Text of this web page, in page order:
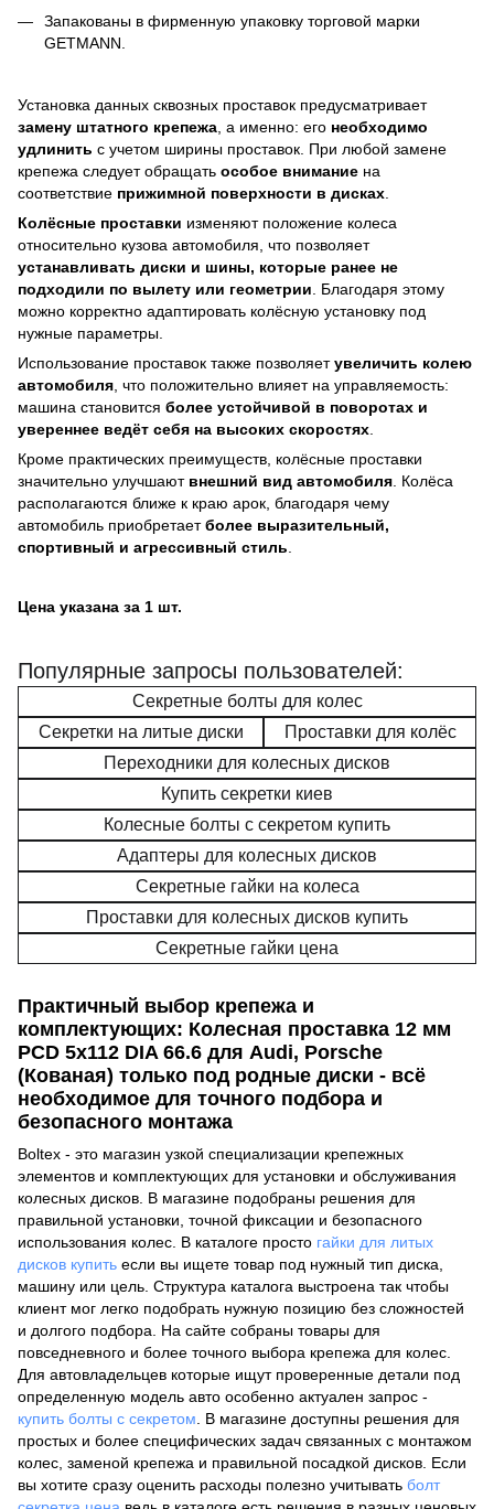
Запакованы в фирменную упаковку торговой марки
GETMANN.
Установка данных сквозных проставок предусматривает
замену штатного крепежа , а именно: его необходимо
удлинить с учетом ширины проставок. При любой замене
крепежа следует обращать особое внимание на
соответствие прижимной поверхности в дисках
Колёсные проставки изменяют положение колеса
относительно кузова автомобиля, что позволяет
устанавливать диски и шины, которые ранее не
подходили по вылету или геометрии . Благодаря этому
можно корректно адаптировать колёсную установку под
нужные параметры.
Использование проставок также позволяетувеличить колею
автомобиля , что положительно влияет на управляемость:
машина становится более устойчивой в поворотах и
увереннее ведёт себя на высоких скоростях
Кроме практических преимуществ, колёсные проставки
значительно улучшают внешний вид автомобиля . Колёса
располагаются ближе к краю арок, благодаря чему
автомобиль приобретаетболее выразительный,
спортивный и агрессивный стиль
Цена указана за 1 шт.
Популярные запросы пользователей:
Секретные болты для колес
Секретки на литые диски
Проставки для колёс
Переходники для колесных дисков
Купить секретки киев
Колесные болты с секретом купить
Адаптеры для колесных дисков
Секретные гайки на колеса
Проставки для колесных дисков купить
Секретные гайки цена
Практичный выбор крепежа и
комплектующих: Колесная проставка 12 мм
PCD 5x112 DIA 66.6 для Audi, Porsche
(Кованая) только под родные диски - всё
необходимое для точного подбора и
безопасного монтажа
Boltex - это магазин узкой специализации крепежных
элементов и комплектующих для установки и обслуживания
колесных дисков. В магазине подобраны решения для
правильной установки, точной фиксации и безопасного
использования колес. В каталоге просто гайки для литых
дисков купить если вы ищете товар под нужный тип диска,
машину или цель. Структура каталога выстроена так чтобы
клиент мог легко подобрать нужную позицию без сложностей
и долгого подбора. На сайте собраны товары для
повседневного и более точного выбора крепежа для колес.
Для автовладельцев которые ищут проверенные детали под
определенную модель авто особенно актуален запрос -
купить болты с секретом . В магазине доступны решения для
простых и более специфических задач связанных с монтажом
колес, заменой крепежа и правильной посадкой дисков. Если
вы хотите сразу оценить расходы полезно учитывать болт